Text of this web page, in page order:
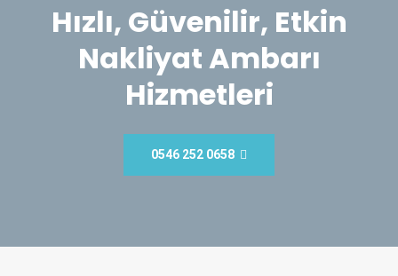
Hızlı, Güvenilir, Etkin
Nakliyat Ambarı
Hizmetleri
0546 252 0658